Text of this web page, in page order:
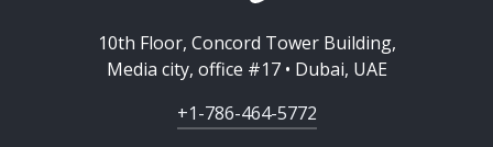
10th Floor, Concord Tower Building,
Media city, office #17 • Dubai, UAE
+1-786-464-5772